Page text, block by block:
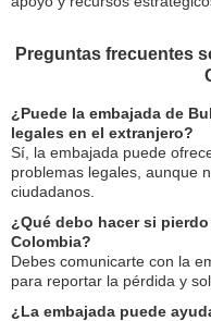
Preguntas frecuentes
¿Puede la embajada de
legales en el extranjero?
Sí, la embajada puede
problemas legales, aunque
ciudadanos.
¿Qué debo hacer si
Colombia?
Debes comunicarte con la
para reportar la pérdida y
¿La embajada puede